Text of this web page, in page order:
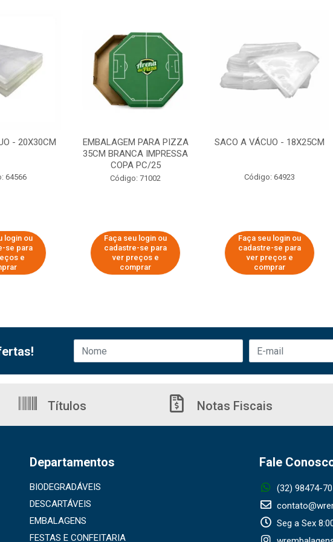
- 20X30CM
64566
login ou
se para
e
EMBALAGEM PARA PIZZA
35CM BRANCA IMPRESSA
COPA PC/25
Código: 71002
Faça seu login ou
cadastre-se para
ver preços e
comprar
SACO A VÁCUO - 18X25CM
Código: 64923
Faça seu login ou
cadastre-se para
ver preços e
comprar
Títulos Notas Fiscais
Departamentos
BIODEGRADÁVEIS
DESCARTÁVEIS
EMBALAGENS
FESTAS E CONFEITARIA
Fale
(32) 98474-
Seg a Sex